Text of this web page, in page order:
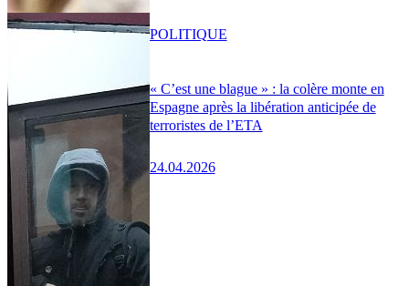
« C’est une blague » : la colère monte en
Espagne après la libération anticipée de
terroristes de l’ETA
24.04.2026
POLITIQUE